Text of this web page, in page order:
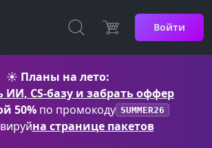
Войти
☀️ Планы на лето:
ИИ, CS-базу и забрать оффер
50% по промокоду SUMMER26
на странице пакетов